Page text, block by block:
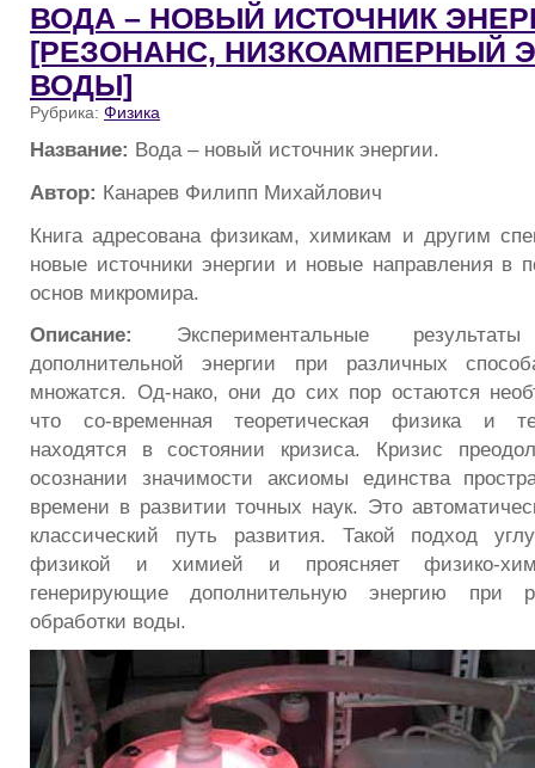
ВОДА – НОВЫЙ ИСТОЧНИК
[РЕЗОНАНС, НИЗКОАМПЕРНЫЙ
ВОДЫ]
Рубрика: Физика
Название: Вода – новый источник энергии.
Автор: Канарев Филипп Михайлович
Книга адресована физикам, химикам и другим
новые источники энергии и новые направления в
основ микромира.
Описание: Экспериментальные
дополнительной энергии при различных
множатся. Од-нако, они до сих пор остаются
что со-временная теоретическая физика и
находятся в состоянии кризиса. Кризис
осознании значимости аксиомы единства
времени в развитии точных наук. Это
классический путь развития. Такой подход
физикой и химией и проясняет физико-
генерирующие дополнительную энергию при
обработки воды.